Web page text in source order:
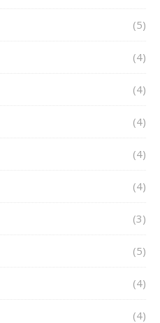
(5)
(4)
(4)
(4)
(4)
(4)
(3)
(5)
(4)
(4)